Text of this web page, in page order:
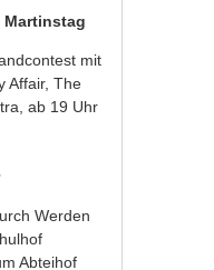
Martinstag
mit
Affair, The
ab 19 Uhr
Werden
Abteihof